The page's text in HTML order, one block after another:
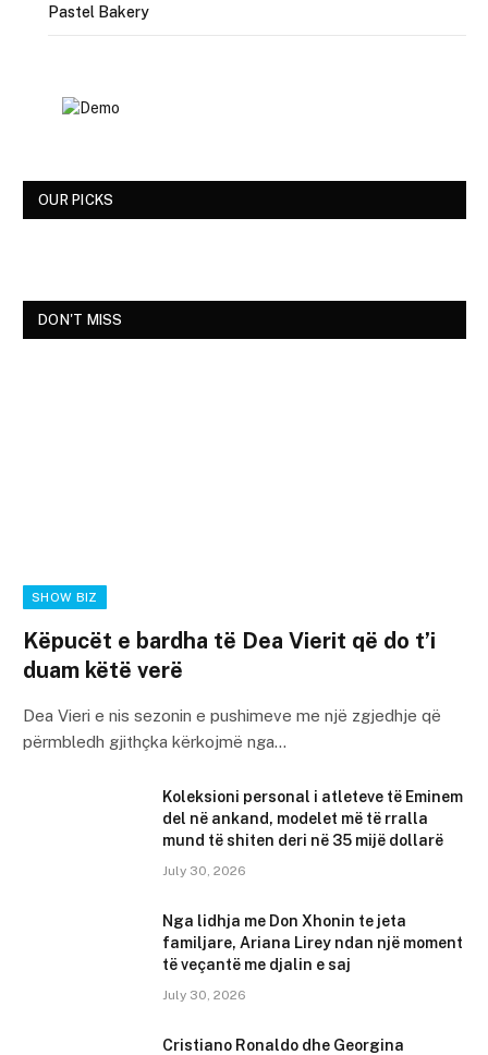
Pastel Bakery
OUR PICKS
DON'T MISS
SHOW BIZ
Këpucët e bardha të Dea Vierit që do t’i
duam këtë verë
Dea Vieri e nis sezonin e pushimeve me një zgjedhje që
përmbledh gjithçka kërkojmë nga…
Koleksioni personal i atleteve të Eminem
del në ankand, modelet më të rralla
mund të shiten deri në 35 mijë dollarë
July 30, 2026
Nga lidhja me Don Xhonin te jeta
familjare, Ariana Lirey ndan një moment
të veçantë me djalin e saj
July 30, 2026
Cristiano Ronaldo dhe Georgina